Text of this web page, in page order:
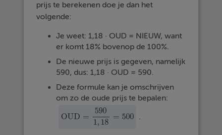
prijs te berekenen doe je dan het
volgende:
Je weet: 1,18 · OUD = NIEUW, want
er komt 18% bovenop de 100%.
De nieuwe prijs is gegeven, namelijk
590, dus: 1,18 · OUD = 590.
Deze formule kan je omschrijven
om zo de oude prijs te bepalen:
OUD =
590
1, 18
= 500
OUD =5901,18=500